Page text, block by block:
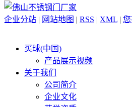
企业分站 | 网站地图 | RSS | XML |
买球(中国)
产品展示视频
关于我们
公司简介
企业文化